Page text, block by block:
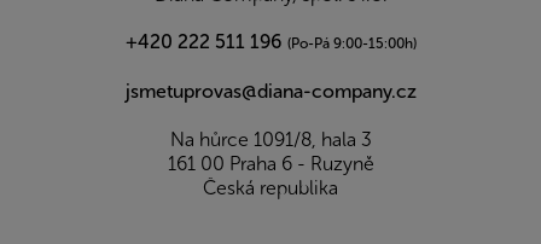
+420 222 511 196 (Po-Pá 9:00-15:00h)
jsmetuprovas@diana-company.cz
Na hůrce 1091/8, hala 3
161 00 Praha 6 - Ruzyně
Česká republika